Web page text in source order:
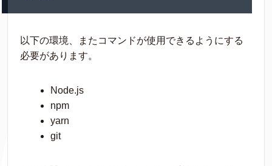
以下の環境、またコマンドが使用できるようにする
必要があります。
Node.js
npm
yarn
git